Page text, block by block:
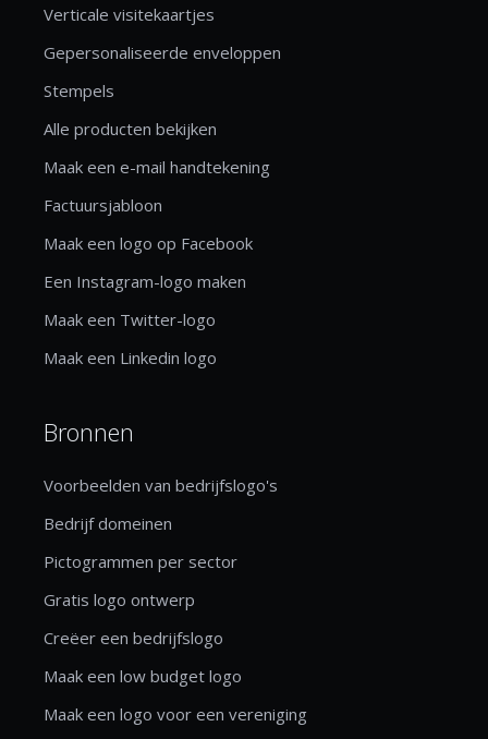
Verticale visitekaartjes
Gepersonaliseerde enveloppen
Stempels
Alle producten bekijken
Maak een e-mail handtekening
Factuursjabloon
Maak een logo op Facebook
Een Instagram-logo maken
Maak een Twitter-logo
Maak een Linkedin logo
Bronnen
Voorbeelden van bedrijfslogo's
Bedrijf domeinen
Pictogrammen per sector
Gratis logo ontwerp
Creëer een bedrijfslogo
Maak een low budget logo
Maak een logo voor een vereniging